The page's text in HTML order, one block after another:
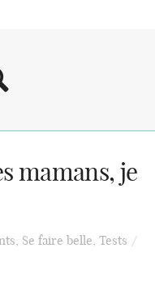
mamans, je
, Se faire belle, Tests